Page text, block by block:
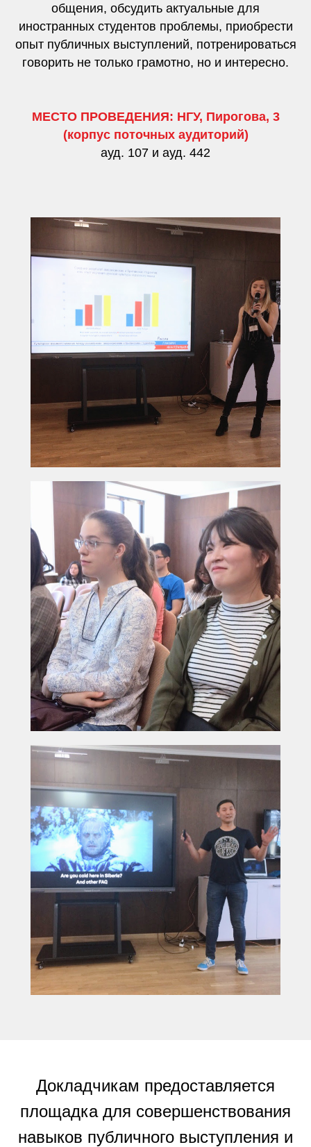
общения, обсудить актуальные для
иностранных студентов проблемы, приобрести
опыт публичных выступлений, потренироваться
говорить не только грамотно, но и интересно.
МЕСТО ПРОВЕДЕНИЯ: НГУ, Пирогова, 3
(корпус поточных аудиторий)
ауд. 107 и ауд. 442
Докладчикам предоставляется
площадка для совершенствования
навыков публичного выступления и